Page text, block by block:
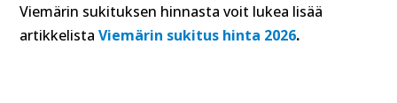
Viemärin sukituksen hinnasta voit lukea lisää
artikkelistaViemärin sukitus hinta 2026.